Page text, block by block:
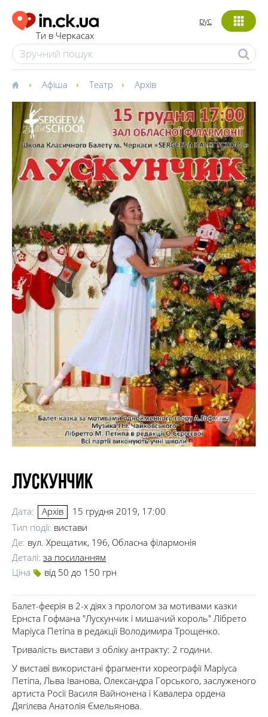
Ти в Черкасах
рус
Афіша Театр Архів
Лускунчик
Дата: Архів
15 грудня 2019, 17:00
Тип події: вистави
Де: вул. Хрещатик, 196, Обласна філармонія
Деталі: за посиланням
Ціна
від 50 до 150 грн
Балет-феєрія в 2-х діях з прологом за мотивами казки
Ернста Гофмана "Лускунчик і мишачий король" Лібрето
Маріуса Петіпа в редакції Володимира Трощенко.
Тривалість вистави з обліку антракту: 2 години.
У виставі використані фрагменти хореографії Маріуса
Петіпа, Льва Іванова, Олександра Горського, заслуженого
артиста Росії Василя Вайнонена і Кавалера ордена
Дягілєва Анатолія Ємельянова.